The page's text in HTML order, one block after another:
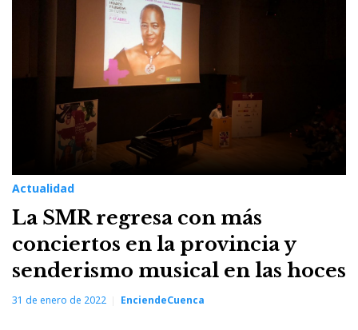
Actualidad
La SMR regresa con más
conciertos en la provincia y
senderismo musical en las hoces
31 de enero de 2022 EnciendeCuenca